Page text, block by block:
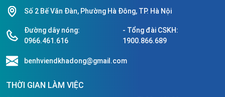
Số 2 Bế Văn Đàn, Phường Hà Đông, TP. Hà Nội
Đường dây nóng:
0966.461.616
- Tổng đài CSKH:
1900.866.689
benhviendkhadong@gmail.com
THỜI GIAN LÀM VIỆC